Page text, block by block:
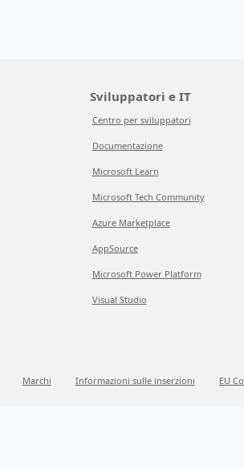
Sviluppatori e IT
Centro per sviluppatori
Documentazione
Microsoft Learn
Microsoft Tech Community
Azure Marketplace
AppSource
Microsoft Power Platform
Visual Studio
Marchi Informazioni sulle inserzioni EU